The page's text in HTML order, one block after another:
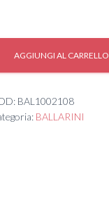
AGGIUNGI AL CARRELLO
BAL1002108
BALLARINI